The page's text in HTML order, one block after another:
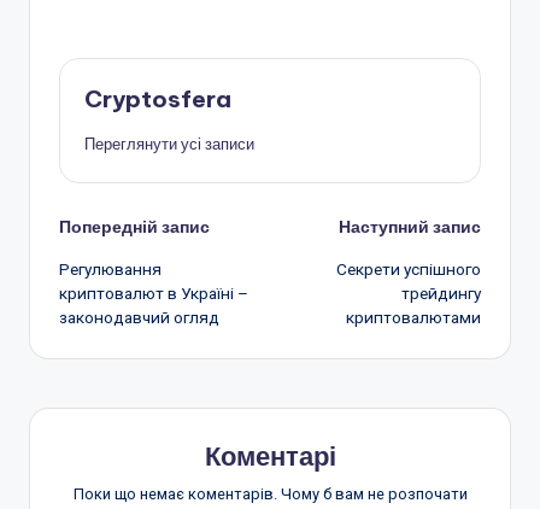
Cryptosfera
Переглянути усі записи
Навігація
по
запису
Попередній запис
Регулювання
криптовалют в Україні –
законодавчий огляд
Наступний запис
Секрети успішного
трейдингу
криптовалютами
Коментарі
Поки що немає коментарів. Чому б вам не розпочати